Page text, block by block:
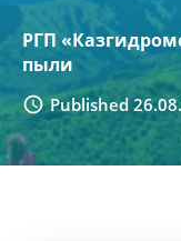
РГП
пыли
Published